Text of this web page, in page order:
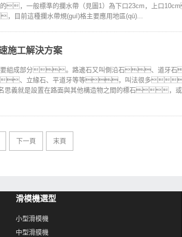
，一般標準的攔水帶（見圖1）為下口23cm，上口
前這種攔水帶規(guī)格主要應用地區(qū)...
施工解決方案
重要組成部分。路邊石又叫側沿石、道牙
、立緣石、平道牙等等，叫法很多
義就是設置在路面與其他構造物之間的標石，或
下一頁 末頁
滑模機選型
小型滑模機
中型滑膜機